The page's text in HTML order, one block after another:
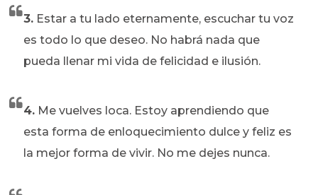
3. Estar a tu lado eternamente, escuchar tu voz
es todo lo que deseo. No habrá nada que
pueda llenar mi vida de felicidad e ilusión.
4. Me vuelves loca. Estoy aprendiendo que
esta forma de enloquecimiento dulce y feliz es
la mejor forma de vivir. No me dejes nunca.